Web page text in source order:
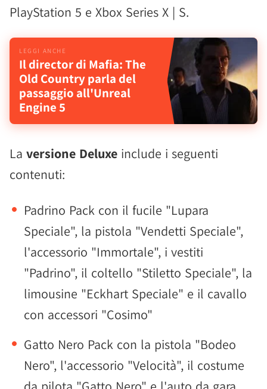
PlayStation 5 e Xbox Series X | S.
Il director di Mafia: The
Old Country parla del
passaggio all'Unreal
Engine 5
La versione Deluxe include i seguenti
contenuti:
Padrino Pack con il fucile "Lupara
Speciale", la pistola "Vendetti Speciale",
l'accessorio "Immortale", i vestiti
"Padrino", il coltello "Stiletto Speciale", la
limousine "Eckhart Speciale" e il cavallo
con accessori "Cosimo"
Gatto Nero Pack con la pistola "Bodeo
Nero", l'accessorio "Velocità", il costume